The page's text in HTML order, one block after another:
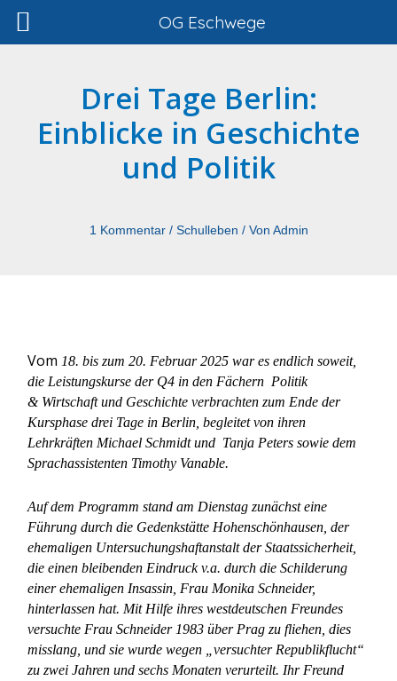
Inhalt
springen
Drei Tage Berlin:
Einblicke in Geschichte
und Politik
1 Kommentar / Schulleben / Von Admin
Vom 18. bis zum 20. Februar 2025 war es endlich soweit,
die Leistungskurse der Q4 in den Fächern Politik
& Wirtschaft und Geschichte verbrachten zum Ende der
Kursphase drei Tage in Berlin, begleitet von ihren
Lehrkräften Michael Schmidt und Tanja Peters sowie dem
Sprachassistenten Timothy Vanable.
Auf dem Programm stand am Dienstag zunächst eine
Führung durch die Gedenkstätte Hohenschönhausen, der
ehemaligen Untersuchungshaftanstalt der Staatssicherheit,
die einen bleibenden Eindruck v.a. durch die Schilderung
einer ehemaligen Insassin, Frau Monika Schneider,
hinterlassen hat. Mit Hilfe ihres westdeutschen Freundes
versuchte Frau Schneider 1983 über Prag zu fliehen, dies
misslang, und sie wurde wegen „versuchter Republikflucht“
zu zwei Jahren und sechs Monaten verurteilt. Ihr Freund
OG Eschwege